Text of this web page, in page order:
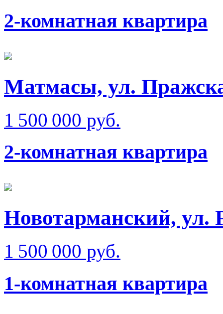
2-комнатная квартира
Матмаcы, ул.
1 500 000 руб.
2-комнатная квартира
Новотарманский, ул.
1 500 000 руб.
1-комнатная квартира